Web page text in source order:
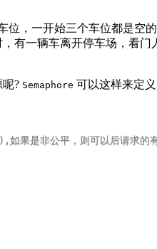
，一开始三个车位都是空
有一辆车离开停车场，看
? Semaphore 可以这样来定义
是非公平，则可以后请求的有